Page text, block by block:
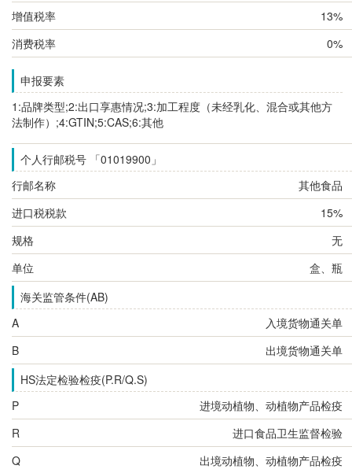
增值税率
13%
消费税率
0%
申报要素
1:品牌类型;2:出口享惠情况;3:加工程度（未经乳化、混合或其他方
法制作）;4:GTIN;5:CAS;6:其他
个人行邮税号 「01019900」
行邮名称
其他食品
进口税税款
15%
规格
无
单位
盒、瓶
海关监管条件(AB)
A
入境货物通关单
B
出境货物通关单
HS法定检验检疫(P.R/Q.S)
P
进境动植物、动植物产品检疫
R
进口食品卫生监督检验
Q
出境动植物、动植物产品检疫